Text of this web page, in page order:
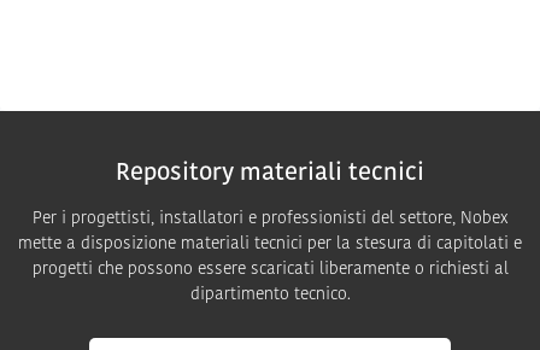
Repository materiali tecnici
Per i progettisti, installatori e professionisti del settore, Nobex
mette a disposizione materiali tecnici per la stesura di capitolati e
progetti che possono essere scaricati liberamente o richiesti al
dipartimento tecnico.